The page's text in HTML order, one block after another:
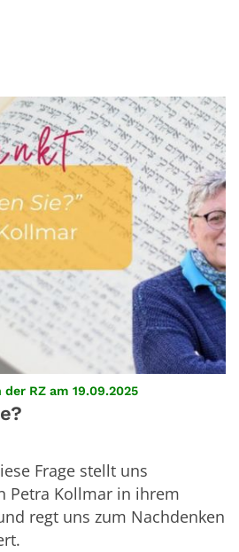
RZ am 19.09.2025:
Frage stellt uns
Petra Kollmar in ihrem
regt uns zum Nachdenken